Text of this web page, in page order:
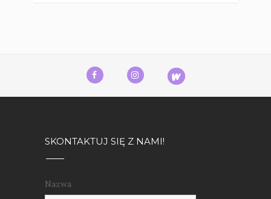
SKONTAKTUJ SIĘ Z NAMI!
Nazwa